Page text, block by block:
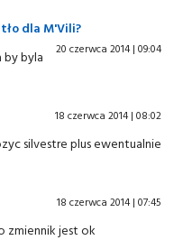
dla M'Vili?
20 czerwca 2014 | 09:04
by byla
18 czerwca 2014 | 08:02
silvestre plus ewentualnie
18 czerwca 2014 | 07:45
zmiennik jest ok